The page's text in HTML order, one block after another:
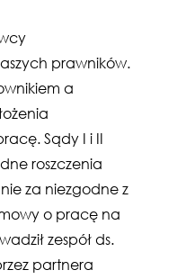
prawników.
a
Sądy I i II
roszczenia
za niezgodne z
o pracę na
zespół ds.
partnera